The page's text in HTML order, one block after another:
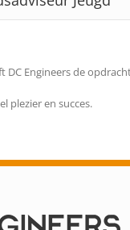
DC Engineers de
plezier en succes.